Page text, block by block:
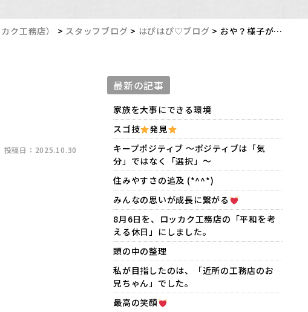
ク工務店） > スタッフブログ > はぴはぴ♡ブログ > おや？様子が…
投稿日：2025.10.30
最新の記事
家族を大事にできる環境
スゴ技
発見
キープポジティブ 〜ポジティブは「気
分」ではなく「選択」〜
住みやすさの追及 (*^^*)
みんなの思いが成長に繋がる
8月6日を、ロッカク工務店の「平和を考
える休日」にしました。
頭の中の整理
私が目指したのは、「近所の工務店のお
兄ちゃん」でした。
最高の笑顔